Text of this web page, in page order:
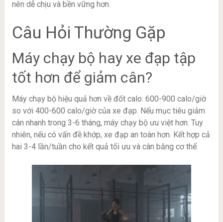
nên dễ chịu và bền vững hơn.
Câu Hỏi Thường Gặp
Máy chạy bộ hay xe đạp tập
tốt hơn để giảm cân?
Máy chạy bộ hiệu quả hơn về đốt calo: 600-900 calo/giờ
so với 400-600 calo/giờ của xe đạp. Nếu mục tiêu giảm
cân nhanh trong 3-6 tháng, máy chạy bộ ưu việt hơn. Tuy
nhiên, nếu có vấn đề khớp, xe đạp an toàn hơn. Kết hợp cả
hai 3-4 lần/tuần cho kết quả tối ưu và cân bằng cơ thể.